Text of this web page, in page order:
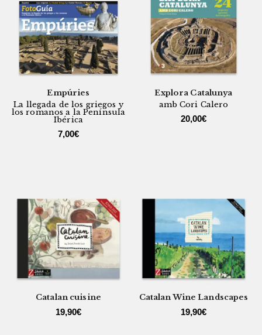
Empúries
La llegada de los griegos y
los romanos a la Península
Ibérica
7,00€
Explora Catalunya
amb Cori Calero
20,00€
Catalan cuisine
19,90€
Catalan Wine Landscapes
19,90€